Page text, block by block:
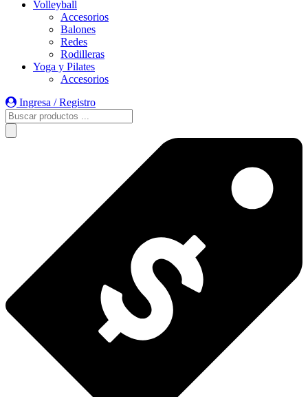
Volleyball
Accesorios
Balones
Redes
Rodilleras
Yoga y Pilates
Accesorios
Ingresa / Registro
Búsqueda
de
productos